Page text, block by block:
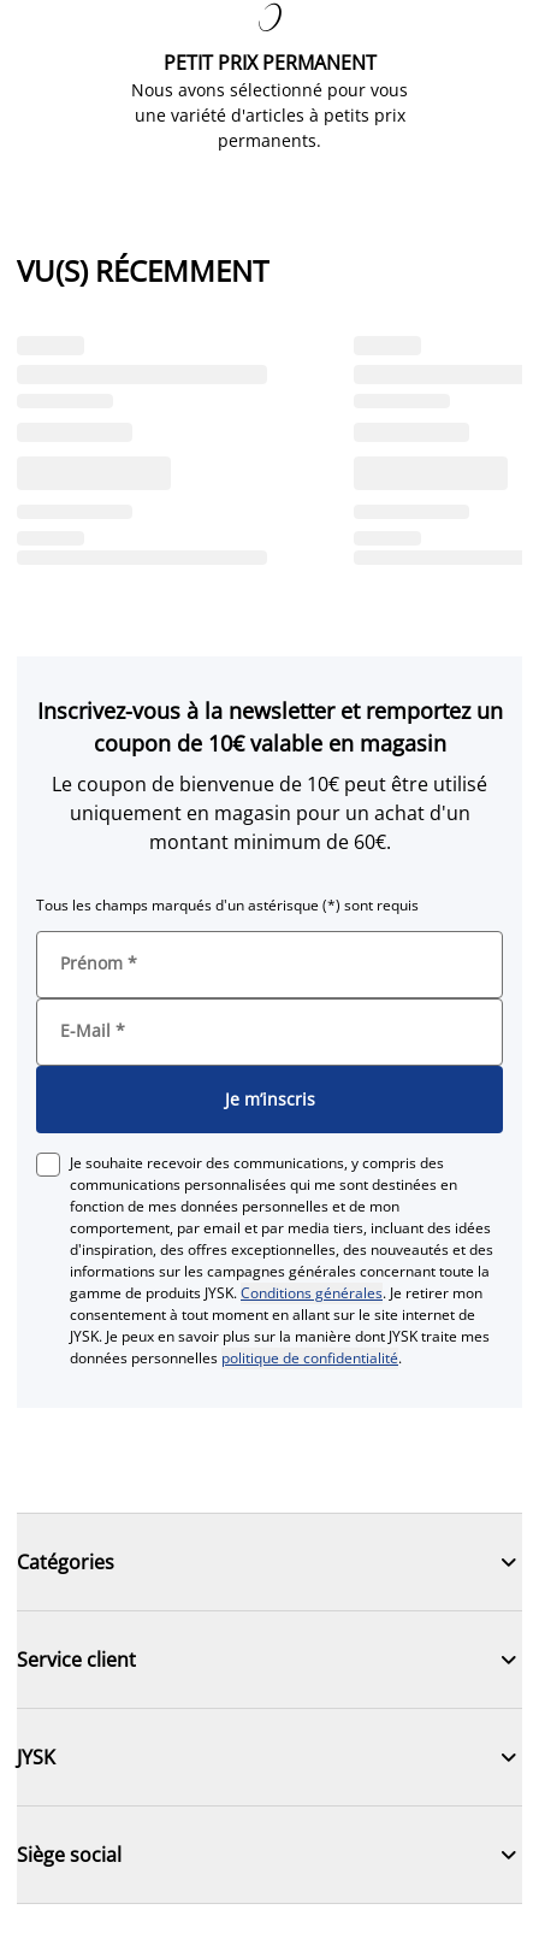

PETIT PRIX PERMANENT
Nous avons sélectionné pour vous
une variété d'articles à petits prix
permanents.
VU(S) RÉCEMMENT
Inscrivez-vous à la newsletter et remportez un
coupon de 10€ valable en magasin
Le coupon de bienvenue de 10€ peut être utilisé
uniquement en magasin pour un achat d'un
montant minimum de 60€.
Tous les champs marqués d'un astérisque (*) sont requis
Prénom *
E-Mail *
Je m’inscris
Je souhaite recevoir des communications, y compris des
communications personnalisées qui me sont destinées en
fonction de mes données personnelles et de mon
comportement, par email et par media tiers, incluant des idées
d'inspiration, des offres exceptionnelles, des nouveautés et des
informations sur les campagnes générales concernant toute la
gamme de produits JYSK.Conditions générales. Je retirer mon
consentement à tout moment en allant sur le site internet de
JYSK. Je peux en savoir plus sur la manière dont JYSK traite mes
données personnelles politique de confidentialité.
Catégories 
Service client 
JYSK 
Siège social 